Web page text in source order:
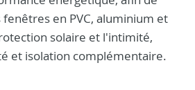
en PVC, aluminium et
solaire et l'intimité,
et isolation complémentaire.